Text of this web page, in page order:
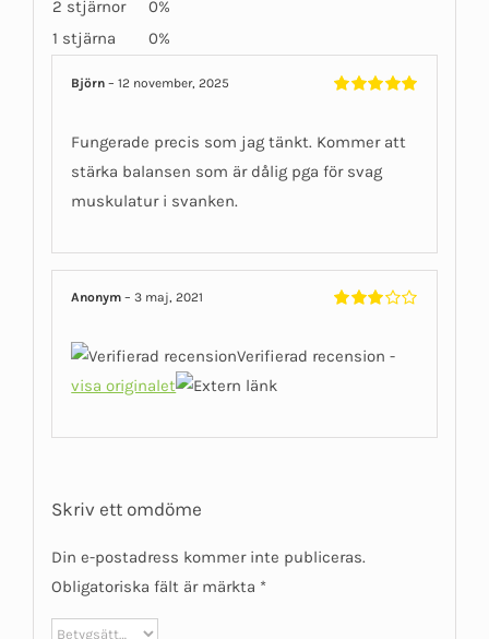
2 stjärnor
0%
1 stjärna
0%
Björn– 12 november, 2025
Fungerade precis som jag tänkt. Kommer att
stärka balansen som är dålig pga för svag
muskulatur i svanken.
Anonym– 3 maj, 2021
Verifierad recension -
visa originalet
Skriv ett omdöme
Din e-postadress kommer inte publiceras.
Obligatoriska fält är märkta *